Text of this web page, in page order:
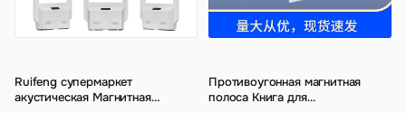
Ruifeng супермаркет
акустическая Магнитная
Противоугонная магнитная
полоса Книга для